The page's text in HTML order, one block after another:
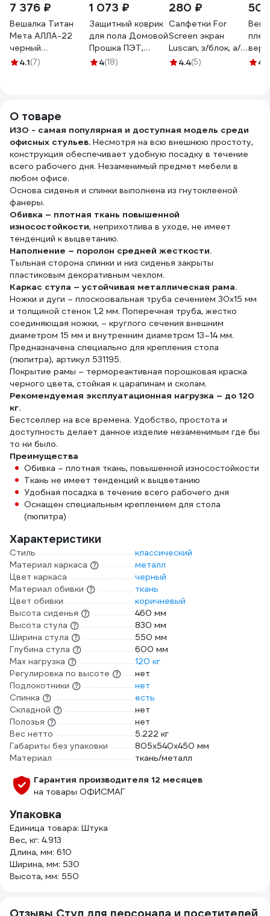
7 376 ₽
Вешалка Титан
Мета АЛЛА-22
черный
4607078082387
4.1(7)
1 073 ₽
Защитный коврик
для пола Домовой
Прошка ПЭТ,
120x100 см
4(18)
280 ₽
Салфетки For
Screen экран
Luscan, з/блок, а/
стат, 100 шт
4.4(5)
50
4.8
О товаре
ИЗО - самая популярная и доступная модель среди
офисных стульев. Несмотря на всю внешнюю простоту,
конструкция обеспечивает удобную посадку в течение
всего рабочего дня. Незаменимый предмет мебели в
любом офисе.
Основа сиденья и спинки выполнена из гнутоклееной
фанеры.
Обивка – плотная ткань повышенной
износостойкости, неприхотлива в уходе, не имеет
тенденций к выцветанию.
Наполнение – поролон средней жесткости.
Тыльная сторона спинки и низ сиденья закрыты
пластиковым декоративным чехлом.
Каркас стула – устойчивая металлическая рама.
Ножки и дуги – плоскоовальная труба сечением 30х15 мм
и толщиной стенок 1,2 мм. Поперечная труба, жестко
соединяющая ножки, – круглого сечения внешним
диаметром 15 мм и внутренним диаметром 13–14 мм.
Предназначена специально для крепления стола
(пюпитра), артикул 531195.
Покрытие рамы – термореактивная порошковая краска
черного цвета, стойкая к царапинам и сколам.
Рекомендуемая эксплуатационная нагрузка – до 120
кг.
Бестселлер на все времена. Удобство, простота и
доступность делает данное изделие незаменимым где бы
то ни было.
Преимущества
Обивка – плотная ткань, повышенной износостойкости
Ткань не имеет тенденций к выцветанию
Удобная посадка в течение всего рабочего дня
Оснащен специальным креплением для стола
(пюпитра)
Характеристики
Стиль
классический
Материал каркаса
металл
Цвет каркаса
черный
Материал обивки
ткань
Цвет обивки
коричневый
Высота сиденья
460 мм
Высота стула
830 мм
Ширина стула
550 мм
Глубина стула
600 мм
Max нагрузка
120 кг
Регулировка по высоте
нет
Подлокотники
нет
Спинка
есть
Складной
нет
Полозья
нет
Вес нетто
5.222 кг
Габариты без упаковки
805х540х450 мм
Материал
ткань/металл
Гарантия производителя 12 месяцев
на товары ОФИСМАГ
Упаковка
Единица товара: Штука
Вес, кг: 4.913
Длина, мм: 610
Ширина, мм: 530
Высота, мм: 550